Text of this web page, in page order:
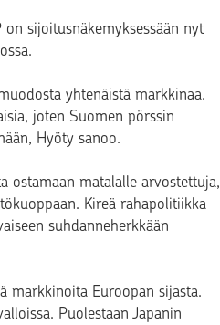
on sijoitusnäkemyksessään nyt
yhtenäistä markkinaa.
joten Suomen pörssin
Hyöty sanoo.
ostamaan matalalle arvostettuja,
Kireä rahapolitiikka
suhdanneherkkään
markkinoita Euroopan sijasta.
Puolestaan Japanin